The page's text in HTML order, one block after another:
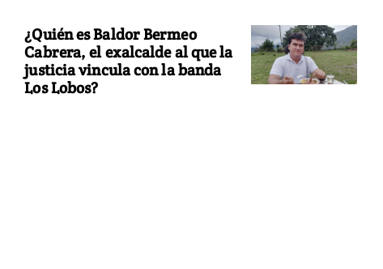
¿Quién es Baldor Bermeo
Cabrera, el exalcalde al que la
justicia vincula con la banda
Los Lobos?